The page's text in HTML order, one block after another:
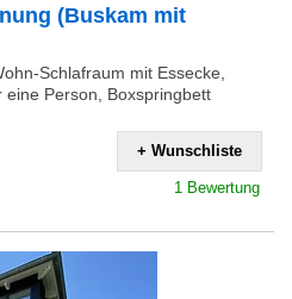
(Buskam mit
Schlafraum mit Essecke,
Person, Boxspringbett
+ Wunschliste
1 Bewertung